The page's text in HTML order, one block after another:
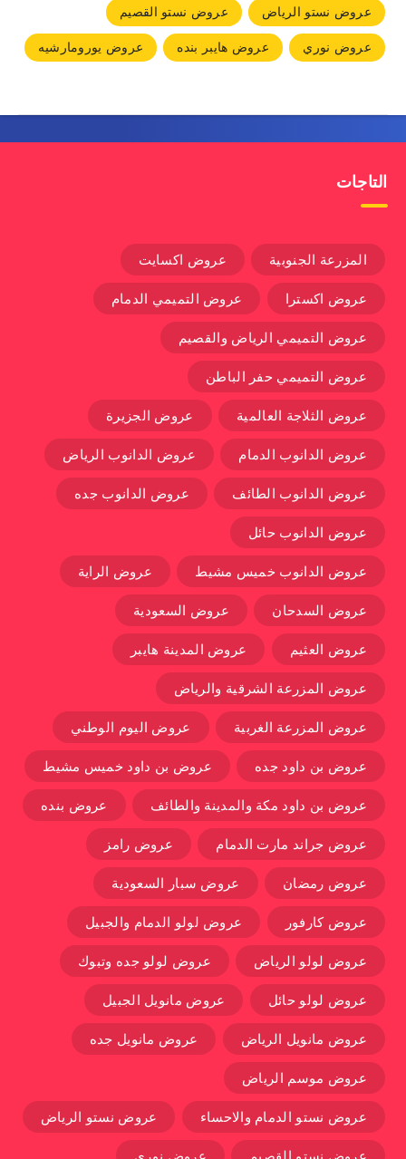
عروض نستو الرياض
عروض نستو القصيم
عروض نوري
عروض هايبر بنده عروض يورومارشيه
التاجات
المزرعة الجنوبية عروض اكسايت
عروض اكسترا عروض التميمي الدمام
عروض التميمي الرياض والقصيم
عروض التميمي حفر الباطن
عروض الثلاجة العالمية عروض الجزيرة
عروض الدانوب الدمام عروض الدانوب الرياض
عروض الدانوب الطائف عروض الدانوب جده
عروض الدانوب حائل
عروض الدانوب خميس مشيط عروض الراية
عروض السدحان عروض السعودية
عروض العثيم عروض المدينة هايبر
عروض المزرعة الشرقية والرياض
عروض المزرعة الغربية عروض اليوم الوطني
عروض بن داود جده عروض بن داود خميس مشيط
عروض بن داود مكة والمدينة والطائف عروض بنده
عروض جراند مارت الدمام عروض رامز
عروض رمضان عروض سبار السعودية
عروض كارفور عروض لولو الدمام والجبيل
عروض لولو الرياض عروض لولو جده وتبوك
عروض لولو حائل عروض مانويل الجبيل
عروض مانويل الرياض عروض مانويل جده
عروض موسم الرياض
عروض نستو الدمام والاحساء عروض نستو الرياض